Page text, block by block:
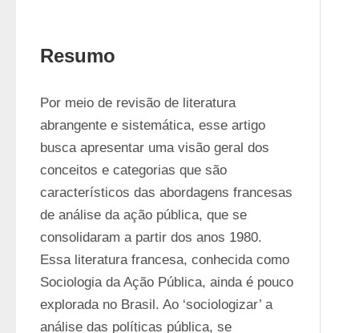
Resumo
Por meio de revisão de literatura
abrangente e sistemática, esse artigo
busca apresentar uma visão geral dos
conceitos e categorias que são
característicos das abordagens francesas
de análise da ação pública, que se
consolidaram a partir dos anos 1980.
Essa literatura francesa, conhecida como
Sociologia da Ação Pública, ainda é pouco
explorada no Brasil. Ao ‘sociologizar’ a
análise das políticas pública, se